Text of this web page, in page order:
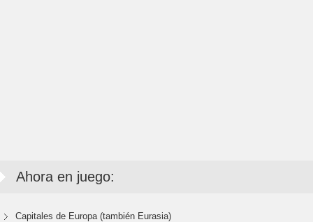
Ahora en juego:
Capitales de Europa (también Eurasia)